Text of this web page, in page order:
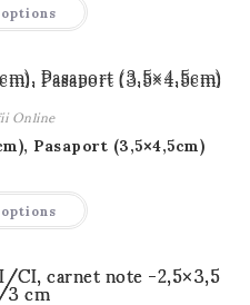
produs
are
multe
variații.
Opțiunile
alese
înpagina
Online
Pasaport (3,5×4,5cm)
Acest
produs
are
multe
variații.
Opțiunile